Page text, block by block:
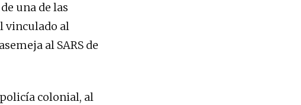
una de las
vinculado al
al SARS de
colonial, al